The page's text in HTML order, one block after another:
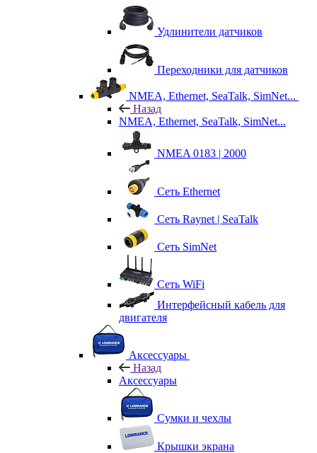
Удлинители датчиков
Переходники для датчиков
NMEA, Ethernet, SeaTalk, SimNet...
Назад
NMEA, Ethernet, SeaTalk, SimNet...
NMEA 0183 | 2000
Сеть Ethernet
Сеть Raynet | SeaTalk
Сеть SimNet
Сеть WiFi
Интерфейсный кабель для
двигателя
Аксессуары
Назад
Аксессуары
Сумки и чехлы
Крышки экрана